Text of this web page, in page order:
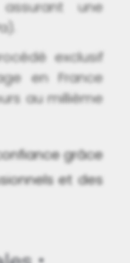
une
exclusif
en France
au millième
grâce
et des